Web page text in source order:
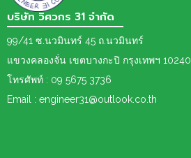
บริษัท วิศวกร 31 จำกัด
99/41 ซ.นวมินทร์ 45 ถ.นวมินทร์
แขวงคลองจั่น เขตบางกะปิ กรุงเทพฯ 10240
โทรศัพท์ : 09 5675 3736
Email : engineer31@outlook.co.th